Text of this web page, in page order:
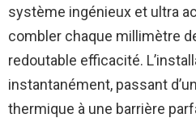
système ingénieux et ultra
combler chaque millimètre
redoutable efficacité.
instantanément, passant
thermique à une barrière